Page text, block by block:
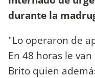
durante la
"Lo operaron de
En 48 horas le
Brito quien